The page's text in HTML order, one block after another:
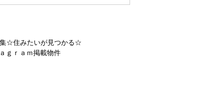
☆住みたいが見つかる☆
ｇｒａｍ掲載物件